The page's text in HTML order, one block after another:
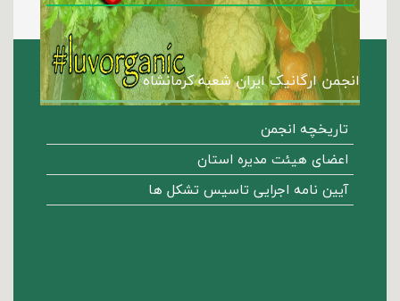
انجمن ارگانیک ایران شعبه کرمانشاه
تاریخچه انجمن
اعضای هیئت مدیره استان
آیین نامه اجرایی تاسیس تشکل ها